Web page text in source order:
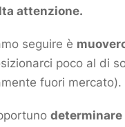
attenzione.
seguire è
poco al di
fuori mercato).